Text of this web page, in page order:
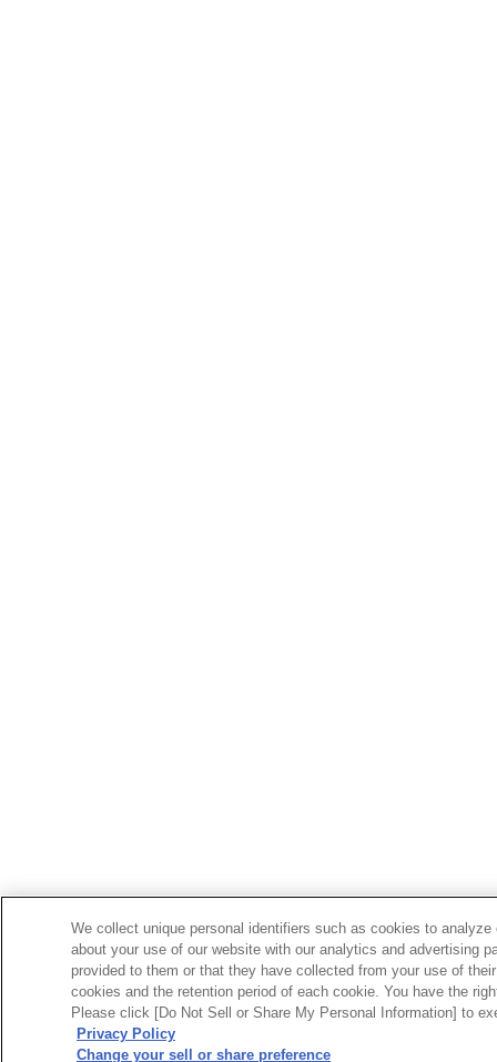
We collect unique personal identifiers such as cookies to
about your use of our website with our analytics and advertising
provided to them or that they have collected from your use of
cookies and the retention period of each cookie. You have the
Please click [Do Not Sell or Share My Personal Information] to
Privacy Policy
Change your sell or share preference